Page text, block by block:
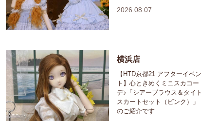
2026.08.07
横浜店
【HTD京都21 アフターイベン
ト】心ときめくミニスカコー
デ♪「シアーブラウス＆タイト
スカートセット（ピンク）」
のご紹介です